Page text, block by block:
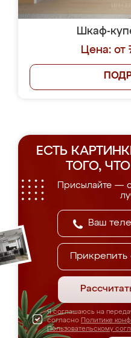
Шкаф-
Цена: от
ЕСТЬ
ТОГО,
Присылайте —
Прикрепить
Я соглашаюсь на
согласно Политике
Пользовательскому